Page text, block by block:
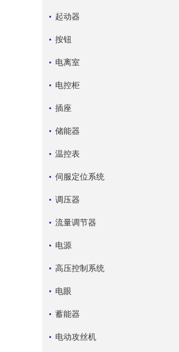
起动器
按钮
电离室
电控柜
插座
储能器
温控表
伺服定位系统
调压器
流量调节器
电源
高压控制系统
电眼
蓄能器
电动攻丝机